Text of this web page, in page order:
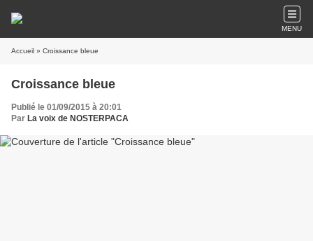
MENU
Accueil » Croissance bleue
Croissance bleue
Publié le 01/09/2015 à 20:01
Par La voix de NOSTERPACA